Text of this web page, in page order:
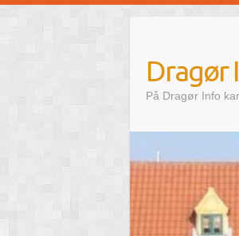
content
Dragør
På Dragør Info